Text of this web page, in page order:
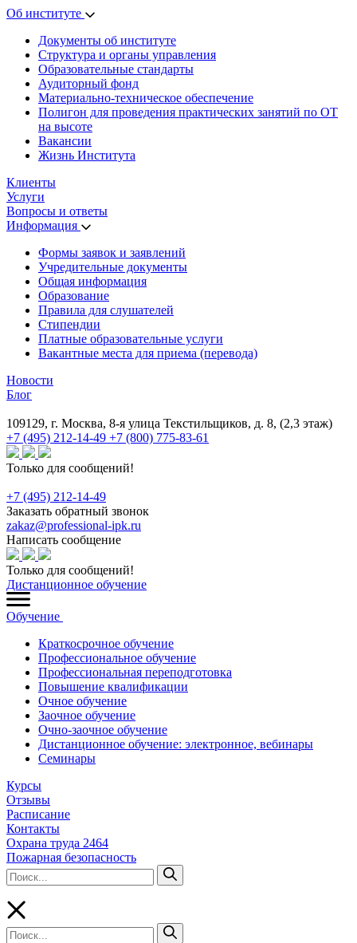
Об институте
Документы об институте
Структура и органы управления
Образовательные стандарты
Аудиторный фонд
Материально-техническое обеспечение
Полигон для проведения практических занятий по ОТ
на высоте
Вакансии
Жизнь Института
Клиенты
Услуги
Вопросы и ответы
Информация
Формы заявок и заявлений
Учредительные документы
Общая информация
Образование
Правила для слушателей
Стипендии
Платные образовательные услуги
Вакантные места для приема (перевода)
Новости
Блог
109129, г. Москва, 8-я улица Текстильщиков, д. 8, (2,3 этаж)
+7 (495) 212-14-49 +7 (800) 775-83-61
Только для сообщений!
+7 (495) 212-14-49
Заказать обратный звонок
zakaz@professional-ipk.ru
Написать сообщение
Только для сообщений!
Дистанционное обучение
Обучение
Краткосрочное обучение
Профессиональное обучение
Профессиональная переподготовка
Повышение квалификации
Очное обучение
Заочное обучение
Очно-заочное обучение
Дистанционное обучение: электронное, вебинары
Семинары
Курсы
Отзывы
Расписание
Контакты
Охрана труда 2464
Пожарная безопасность